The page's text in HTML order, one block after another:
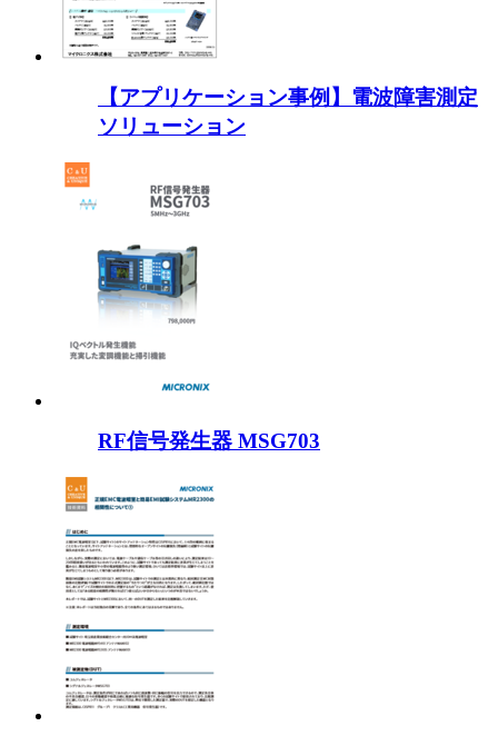
【アプリケーション事例】電波障害測定
ソリューション
RF信号発生器 MSG703